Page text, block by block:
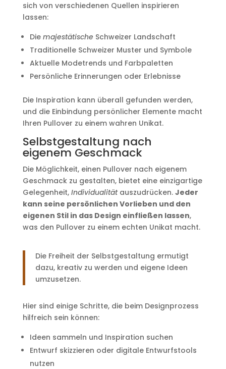
sich von verschiedenen Quellen inspirieren
lassen:
Die majestätische Schweizer Landschaft
Traditionelle Schweizer Muster und Symbole
Aktuelle Modetrends und Farbpaletten
Persönliche Erinnerungen oder Erlebnisse
Die Inspiration kann überall gefunden werden,
und die Einbindung persönlicher Elemente macht
Ihren Pullover zu einem wahren Unikat.
Selbstgestaltung nach
eigenem Geschmack
Die Möglichkeit, einen Pullover nach eigenem
Geschmack zu gestalten, bietet eine einzigartige
Gelegenheit, Individualitätauszudrücken. Jeder
kann seine persönlichen Vorlieben und den
eigenen Stil in das Design einfließen lassen,
was den Pullover zu einem echten Unikat macht.
Die Freiheit der Selbstgestaltung ermutigt
dazu, kreativ zu werden und eigene Ideen
umzusetzen.
Hier sind einige Schritte, die beim Designprozess
hilfreich sein können:
Ideen sammeln und Inspiration suchen
Entwurf skizzieren oder digitale Entwurfstools
nutzen